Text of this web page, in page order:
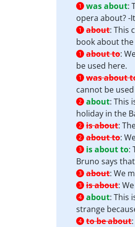
1 was about:
opera about? -
1 about: This
book about
1 about to:
be used here.
1 was about
cannot be
2 about: This
holiday in the
2 is about:
2 about to:
3 is about to:
Bruno says
3 about: We
3 is about:
4 about: This
strange
4 to be about: